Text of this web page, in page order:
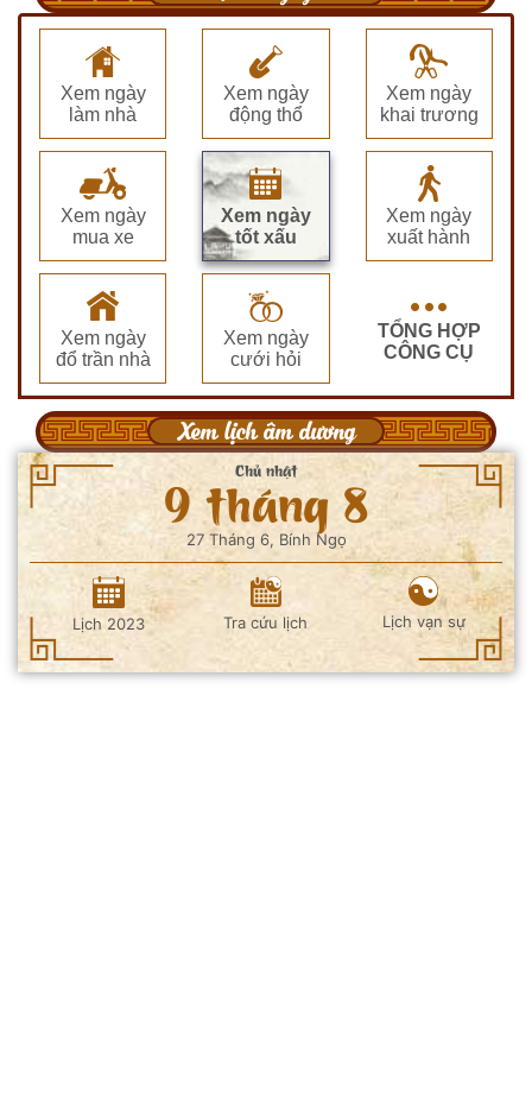
Xem ngày
làm nhà
Xem ngày
động thổ
Xem ngày
khai trương
Xem ngày
mua xe
Xem ngày
tốt xấu
Xem ngày
xuất hành
Xem ngày
đổ trần nhà
Xem ngày
cưới hỏi
TỔNG HỢP
CÔNG CỤ
Xem lịch âm dương
Chủ nhật
9 tháng 8
27 Tháng 6, Bính Ngọ
Lịch 2023 Tra cứu lịch Lịch vạn sự